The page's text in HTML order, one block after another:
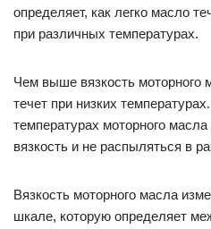
определяет, как легко масло
при различных температурах.
Чем выше вязкость моторного
течет при низких
температурах моторного
вязкость и не распыляться в
Вязкость моторного масла
шкале, которую определяет